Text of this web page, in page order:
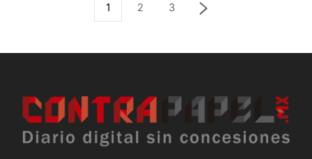
1 2 3